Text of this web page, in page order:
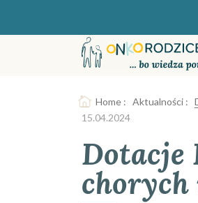
Home : Aktualności :
15.04.2024
Dotacje